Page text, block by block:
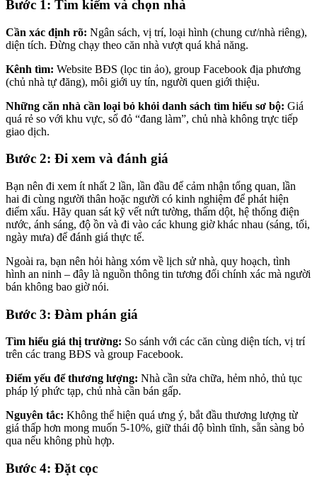
Bước 1: Tìm kiếm và chọn nhà
Cần xác định rõ: Ngân sách, vị trí, loại hình (chung cư/nhà riêng),
diện tích. Đừng chạy theo căn nhà vượt quá khả năng.
Kênh tìm: Website BĐS (lọc tin ảo), group Facebook địa phương
(chủ nhà tự đăng), môi giới uy tín, người quen giới thiệu.
Những căn nhà cần loại bỏ khỏi danh sách tìm hiểu sơ bộ: Giá
quá rẻ so với khu vực, sổ đỏ “đang làm”, chủ nhà không trực tiếp
giao dịch.
Bước 2: Đi xem và đánh giá
Bạn nên đi xem ít nhất 2 lần, lần đầu để cảm nhận tổng quan, lần
hai đi cùng người thân hoặc người có kinh nghiệm để phát hiện
điểm xấu. Hãy quan sát kỹ vết nứt tường, thấm dột, hệ thống điện
nước, ánh sáng, độ ồn và đi vào các khung giờ khác nhau (sáng, tối,
ngày mưa) để đánh giá thực tế.
Ngoài ra, bạn nên hỏi hàng xóm về lịch sử nhà, quy hoạch, tình
hình an ninh – đây là nguồn thông tin tương đối chính xác mà người
bán không bao giờ nói.
Bước 3: Đàm phán giá
Tìm hiểu giá thị trường: So sánh với các căn cùng diện tích, vị trí
trên các trang BĐS và group Facebook.
Điểm yếu để thương lượng: Nhà cần sửa chữa, hẻm nhỏ, thủ tục
pháp lý phức tạp, chủ nhà cần bán gấp.
Nguyên tắc: Không thể hiện quá ưng ý, bắt đầu thương lượng từ
giá thấp hơn mong muốn 5-10%, giữ thái độ bình tĩnh, sẵn sàng bỏ
qua nếu không phù hợp.
Bước 4: Đặt cọc